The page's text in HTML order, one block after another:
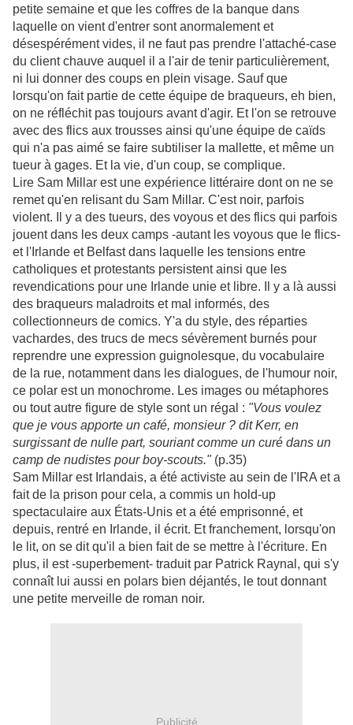
petite semaine et que les coffres de la banque dans
laquelle on vient d'entrer sont anormalement et
désespérément vides, il ne faut pas prendre l'attaché-case
du client chauve auquel il a l'air de tenir particulièrement,
ni lui donner des coups en plein visage. Sauf que
lorsqu'on fait partie de cette équipe de braqueurs, eh bien,
on ne réfléchit pas toujours avant d'agir. Et l'on se retrouve
avec des flics aux trousses ainsi qu'une équipe de caïds
qui n'a pas aimé se faire subtiliser la mallette, et même un
tueur à gages. Et la vie, d'un coup, se complique.
Lire Sam Millar est une expérience littéraire dont on ne se
remet qu'en relisant du Sam Millar. C'est noir, parfois
violent. Il y a des tueurs, des voyous et des flics qui parfois
jouent dans les deux camps -autant les voyous que le flics-
et l'Irlande et Belfast dans laquelle les tensions entre
catholiques et protestants persistent ainsi que les
revendications pour une Irlande unie et libre. Il y a là aussi
des braqueurs maladroits et mal informés, des
collectionneurs de comics. Y'a du style, des réparties
vachardes, des trucs de mecs sévèrement burnés pour
reprendre une expression guignolesque, du vocabulaire
de la rue, notamment dans les dialogues, de l'humour noir,
ce polar est un monochrome. Les images ou métaphores
ou tout autre figure de style sont un régal : "Vous voulez
que je vous apporte un café, monsieur ? dit Kerr, en
surgissant de nulle part, souriant comme un curé dans un
camp de nudistes pour boy-scouts." (p.35)
Sam Millar est Irlandais, a été activiste au sein de l'IRA et a
fait de la prison pour cela, a commis un hold-up
spectaculaire aux États-Unis et a été emprisonné, et
depuis, rentré en Irlande, il écrit. Et franchement, lorsqu'on
le lit, on se dit qu'il a bien fait de se mettre à l'écriture. En
plus, il est -superbement- traduit par Patrick Raynal, qui s'y
connaît lui aussi en polars bien déjantés, le tout donnant
une petite merveille de roman noir.
Publicité